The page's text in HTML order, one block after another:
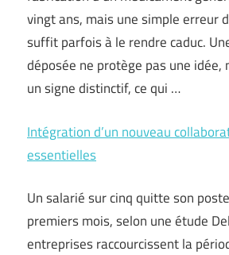
vingt ans, mais une simple erreur
suffit parfois à le rendre caduc.
déposée ne protège pas une idée,
un signe distinctif, ce qui …
Intégration d’un nouveau
essentielles
Un salarié sur cinq quitte son
premiers mois, selon une étude
entreprises raccourcissent la